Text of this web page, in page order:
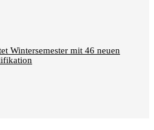
Wintersemester mit 46 neuen